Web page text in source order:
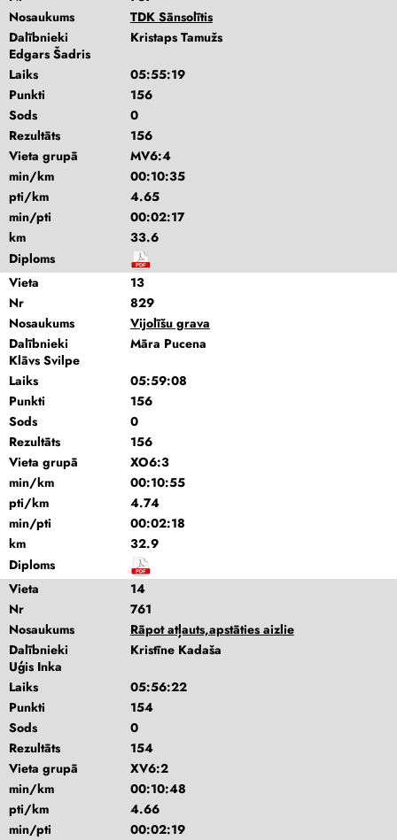
Nosaukums
TDK Sānsolītis
Dalībnieki
Kristaps Tamužs
Edgars Šadris
Laiks
05:55:19
Punkti
156
Sods
0
Rezultāts
156
Vieta grupā
MV6:4
min/km
00:10:35
pti/km
4.65
min/pti
00:02:17
km
33.6
Diploms
Vieta
13
Nr
829
Nosaukums
Vijolīšu grava
Dalībnieki
Māra Pucena
Klāvs Svilpe
Laiks
05:59:08
Punkti
156
Sods
0
Rezultāts
156
Vieta grupā
XO6:3
min/km
00:10:55
pti/km
4.74
min/pti
00:02:18
km
32.9
Diploms
Vieta
14
Nr
761
Nosaukums
Rāpot atļauts,apstāties aizlie
Dalībnieki
Kristīne Kadaša
Uģis Inka
Laiks
05:56:22
Punkti
154
Sods
0
Rezultāts
154
Vieta grupā
XV6:2
min/km
00:10:48
pti/km
4.66
min/pti
00:02:19